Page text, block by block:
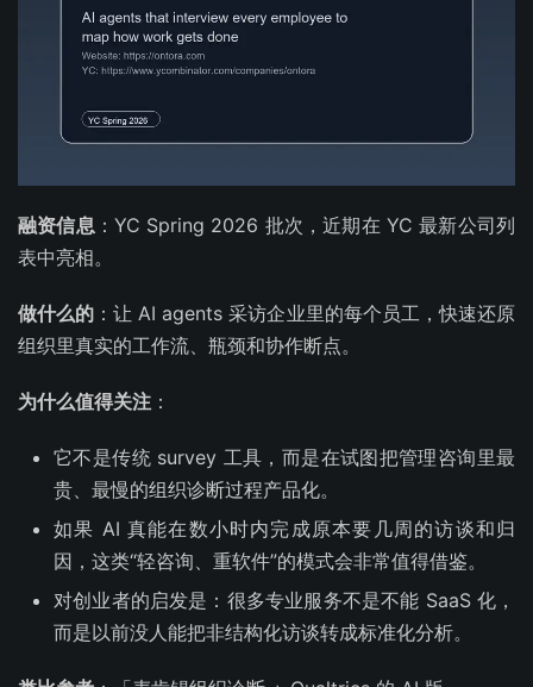
融资信息：YC Spring 2026 批次，近期在 YC 最新公司列
表中亮相。
做什么的 ：让 AI agents 采访企业里的每个员工，快速还原
组织里真实的工作流、瓶颈和协作断点。
为什么值得关注 ：
它不是传统 survey 工具，而是在试图把管理咨询里最
贵、最慢的组织诊断过程产品化。
如果 AI 真能在数小时内完成原本要几周的访谈和归
因，这类“轻咨询、重软件”的模式会非常值得借鉴。
对创业者的启发是：很多专业服务不是不能 SaaS 化，
而是以前没人能把非结构化访谈转成标准化分析。